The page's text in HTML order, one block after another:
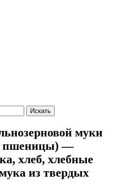
муки
пшеницы) —
хлеб, хлебные
из твердых